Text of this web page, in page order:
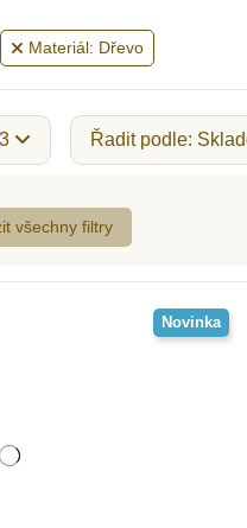
Materiál: Dřevo
Řadit podle:
všechny filtry
Novinka